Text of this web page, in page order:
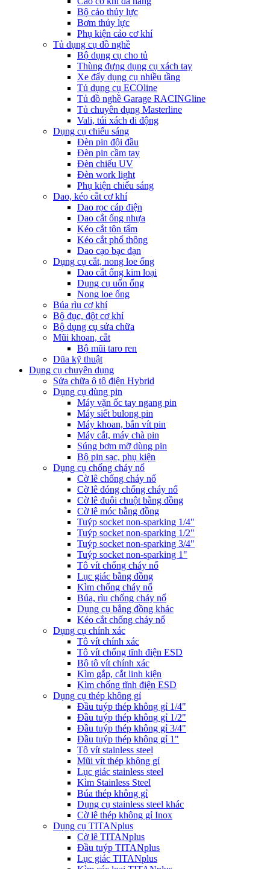
Bộ cảo thủy lực
Bơm thủy lực
Phụ kiện cảo cơ khí
Tủ dụng cụ đồ nghề
Bộ dụng cụ cho tủ
Thùng đựng dụng cụ xách tay
Xe đẩy dụng cụ nhiều tầng
Tủ dụng cụ ECOline
Tủ đồ nghề Garage RACINGline
Tủ chuyên dụng Masterline
Vali, túi xách di động
Dụng cụ chiếu sáng
Đèn pin đội đầu
Đèn pin cầm tay
Đèn chiếu UV
Đèn work light
Phụ kiện chiếu sáng
Dao, kéo cắt cơ khí
Dao rọc cáp điện
Dao cắt ống nhựa
Kéo cắt tôn tấm
Kéo cắt phổ thông
Dao cạo bạc đạn
Dụng cụ cắt, nong loe ống
Dao cắt ống kim loại
Dụng cụ uốn ống
Nong loe ống
Búa rìu cơ khí
Bộ đục, đột cơ khí
Bộ dụng cụ sửa chữa
Mũi khoan, cắt
Bộ mũi taro ren
Dũa kỹ thuật
Dụng cụ chuyên dụng
Sửa chữa ô tô điện Hybrid
Dụng cụ dùng pin
Máy vặn ốc tay ngang pin
Máy siết bulong pin
Máy khoan, bắn vít pin
Máy cắt, máy chà pin
Súng bơm mỡ dùng pin
Bộ pin sạc, phụ kiện
Dụng cụ chống cháy nổ
Cờ lê chống cháy nổ
Cờ lê đóng chống cháy nổ
Cờ lê đuôi chuột bằng đồng
Cờ lê móc bằng đồng
Tuýp socket non-sparking 1/4"
Tuýp socket non-sparking 1/2"
Tuýp socket non-sparking 3/4"
Tuýp socket non-sparking 1"
Tô vít chống cháy nổ
Lục giác bằng đồng
Kìm chống cháy nổ
Búa, rìu chống cháy nổ
Dụng cụ bẳng đồng khác
Kéo cắt chống cháy nổ
Dụng cụ chính xác
Tô vít chính xác
Tô vít chống tĩnh điện ESD
Bộ tô vít chính xác
Kìm gắp, cắt linh kiện
Kìm chống tĩnh điện ESD
Dụng cụ thép không gỉ
Đầu tuýp thép không gỉ 1/4"
Đầu tuýp thép không gỉ 1/2"
Đầu tuýp thép không gỉ 3/4"
Đầu tuýp thép không gỉ 1"
Tô vít stainless steel
Mũi vít thép không gỉ
Lục giác stainless steel
Kìm Stainless Steel
Búa thép không gỉ
Dụng cụ stainless steel khác
Cờ lê thép không gỉ Inox
Dụng cụ TITANplus
Cờ lê TITANplus
Đầu tuýp TITANplus
Lục giác TITANplus